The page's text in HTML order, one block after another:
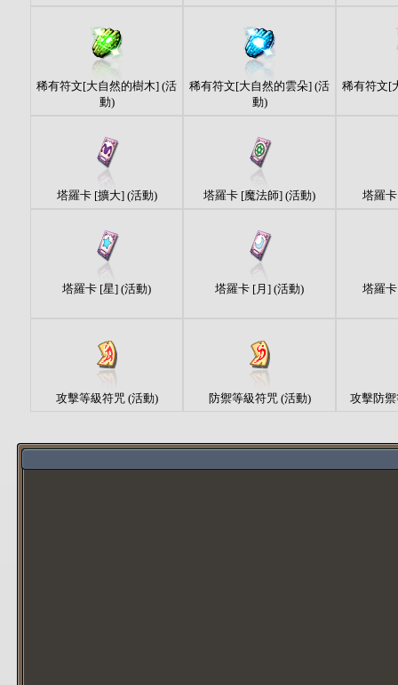
稀有符文[大自然的樹木] (活
動)
稀有符文[大自然的雲朵] (活
動)
稀有符文[
塔羅卡 [擴大] (活動) 塔羅卡 [魔法師] (活動) 塔羅
塔羅卡 [星] (活動) 塔羅卡 [月] (活動) 塔羅
攻擊等級符咒 (活動) 防禦等級符咒 (活動) 攻擊防